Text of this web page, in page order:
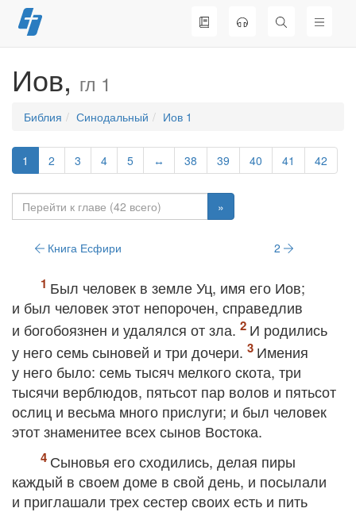
Перейти
к
Иов, гл 1
Библия Синодальный Иов 1
1 2 3 4 5 ↔ 38 39 40 41 42
»
Книга Есфири 2
Был человек в земле Уц, имя его Иов;
и был человек этот непорочен, справедлив
и богобоязнен и удалялся от зла.
И родились
у него семь сыновей и три дочери.
Имения
у него было: семь тысяч мелкого скота, три
тысячи верблюдов, пятьсот пар волов и пятьсот
ослиц и весьма много прислуги; и был человек
этот знаменитее всех сынов Востока.
Сыновья его сходились, делая пиры
каждый в своем доме в свой день, и посылали
и приглашали трех сестер своих есть и пить